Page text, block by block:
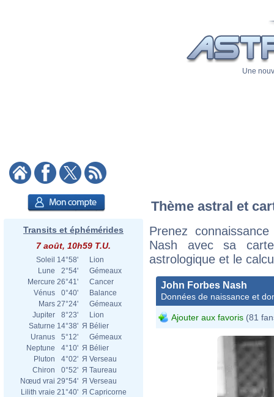
Une
Transits et éphémérides
7 août, 10h59 T.U.
Soleil 14°58'
Lion
Lune
2°54'
Gémeaux
Mercure 26°41'
Cancer
Vénus
0°40'
Balance
Mars 27°24'
Gémeaux
Jupiter
8°23'
Lion
Saturne 14°38' Я Bélier
Uranus
5°12'
Gémeaux
Neptune
4°10' Я Bélier
Pluton
4°02' Я Verseau
Chiron
0°52' Я Taureau
Nœud vrai 29°54' Я Verseau
Lilith vraie 21°40' Я Capricorne
Thème astral et
Prenez
Nash avec sa
astrologique et le
John Forbes Nash
Données de naissance et
Ajouter aux favoris (81